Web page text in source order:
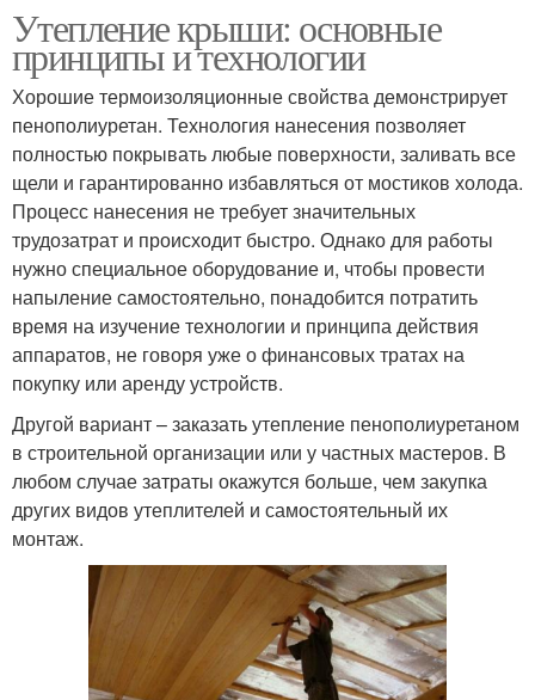
Утепление крыши: основные
принципы и технологии
Хорошие термоизоляционные свойства демонстрирует
пенополиуретан. Технология нанесения позволяет
полностью покрывать любые поверхности, заливать все
щели и гарантированно избавляться от мостиков холода.
Процесс нанесения не требует значительных
трудозатрат и происходит быстро. Однако для работы
нужно специальное оборудование и, чтобы провести
напыление самостоятельно, понадобится потратить
время на изучение технологии и принципа действия
аппаратов, не говоря уже о финансовых тратах на
покупку или аренду устройств.
Другой вариант – заказать утепление пенополиуретаном
в строительной организации или у частных мастеров. В
любом случае затраты окажутся больше, чем закупка
других видов утеплителей и самостоятельный их
монтаж.